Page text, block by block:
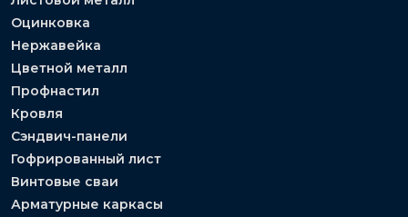
Оцинковка
Нержавейка
Цветной металл
Профнастил
Кровля
Сэндвич-панели
Гофрированный лист
Винтовые сваи
Арматурные каркасы